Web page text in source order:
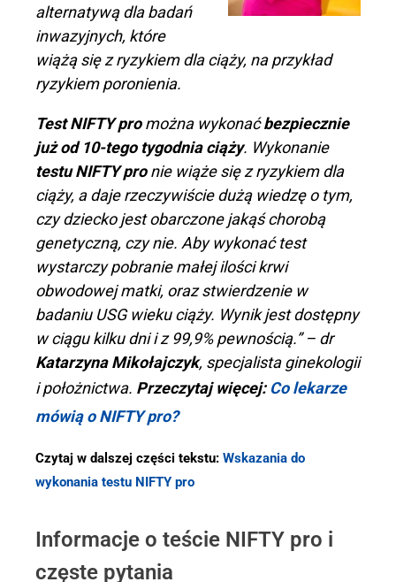
alternatywą dla badań
inwazyjnych, które
wiążą się z ryzykiem dla ciąży, na przykład
ryzykiem poronienia.
Test NIFTY promożna wykonaćbezpiecznie
już od 10-tego tygodnia ciąży. Wykonanie
testu NIFTY pronie wiąże się z ryzykiem dla
ciąży, a daje rzeczywiście dużą wiedzę o tym,
czy dziecko jest obarczone jakąś chorobą
genetyczną, czy nie. Aby wykonać test
wystarczy pobranie małej ilości krwi
obwodowej matki, oraz stwierdzenie w
badaniu USG wieku ciąży. Wynik jest dostępny
w ciągu kilku dni i z 99,9% pewnością.” – dr
Katarzyna Mikołajczyk, specjalista ginekologii
i położnictwa. Przeczytaj więcej: Co lekarze
mówią o NIFTY pro?
Czytaj w dalszej części tekstu: Wskazania do
wykonania testu NIFTY pro
Informacje o teście NIFTY pro i
częste pytania